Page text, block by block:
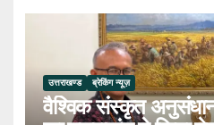
उत्तराखण्ड ब्रेकिंग न्यूज़
वैश्विक संस्कृत